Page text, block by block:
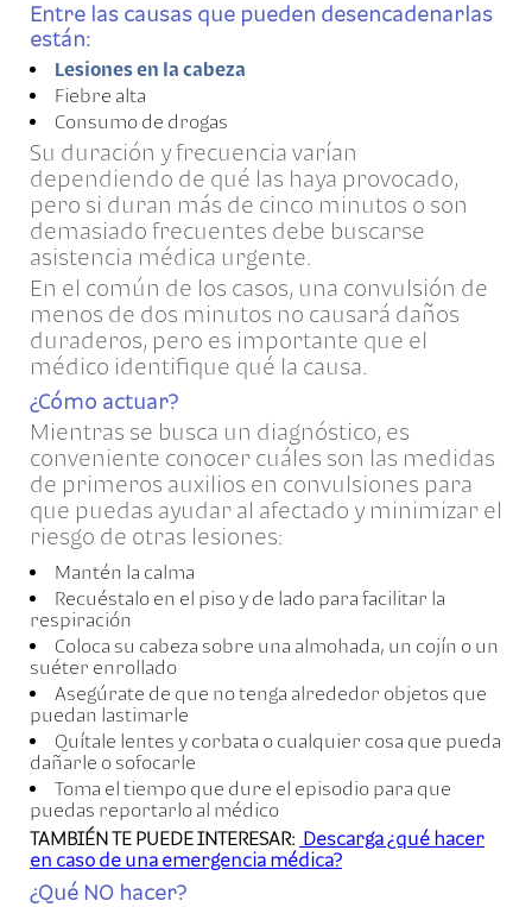
Entre las causas que pueden desencadenarlas
están:
Lesiones en la cabeza
Fiebre alta
Consumo de drogas
Su duración y frecuencia varían
dependiendo de qué las haya provocado,
pero si duran más de cinco minutos o son
demasiado frecuentes debe buscarse
asistencia médica urgente.
En el común de los casos, una convulsión de
menos de dos minutos no causará daños
duraderos, pero es importante que el
médico identifique qué la causa.
¿Cómo actuar?
Mientras se busca un diagnóstico, es
conveniente conocer cuáles son las medidas
de primeros auxilios en convulsiones para
que puedas ayudar al afectado y minimizar el
riesgo de otras lesiones:
Mantén la calma
Recuéstalo en el piso y de lado para facilitar la
respiración
Coloca su cabeza sobre una almohada, un cojín o un
suéter enrollado
Asegúrate de que no tenga alrededor objetos que
puedan lastimarle
Quítale lentes y corbata o cualquier cosa que pueda
dañarle o sofocarle
Toma el tiempo que dure el episodio para que
puedas reportarlo al médico
TAMBIÉN TE PUEDE INTERESAR: Descarga ¿qué hacer
en caso de una emergencia médica?
¿Qué NO hacer?